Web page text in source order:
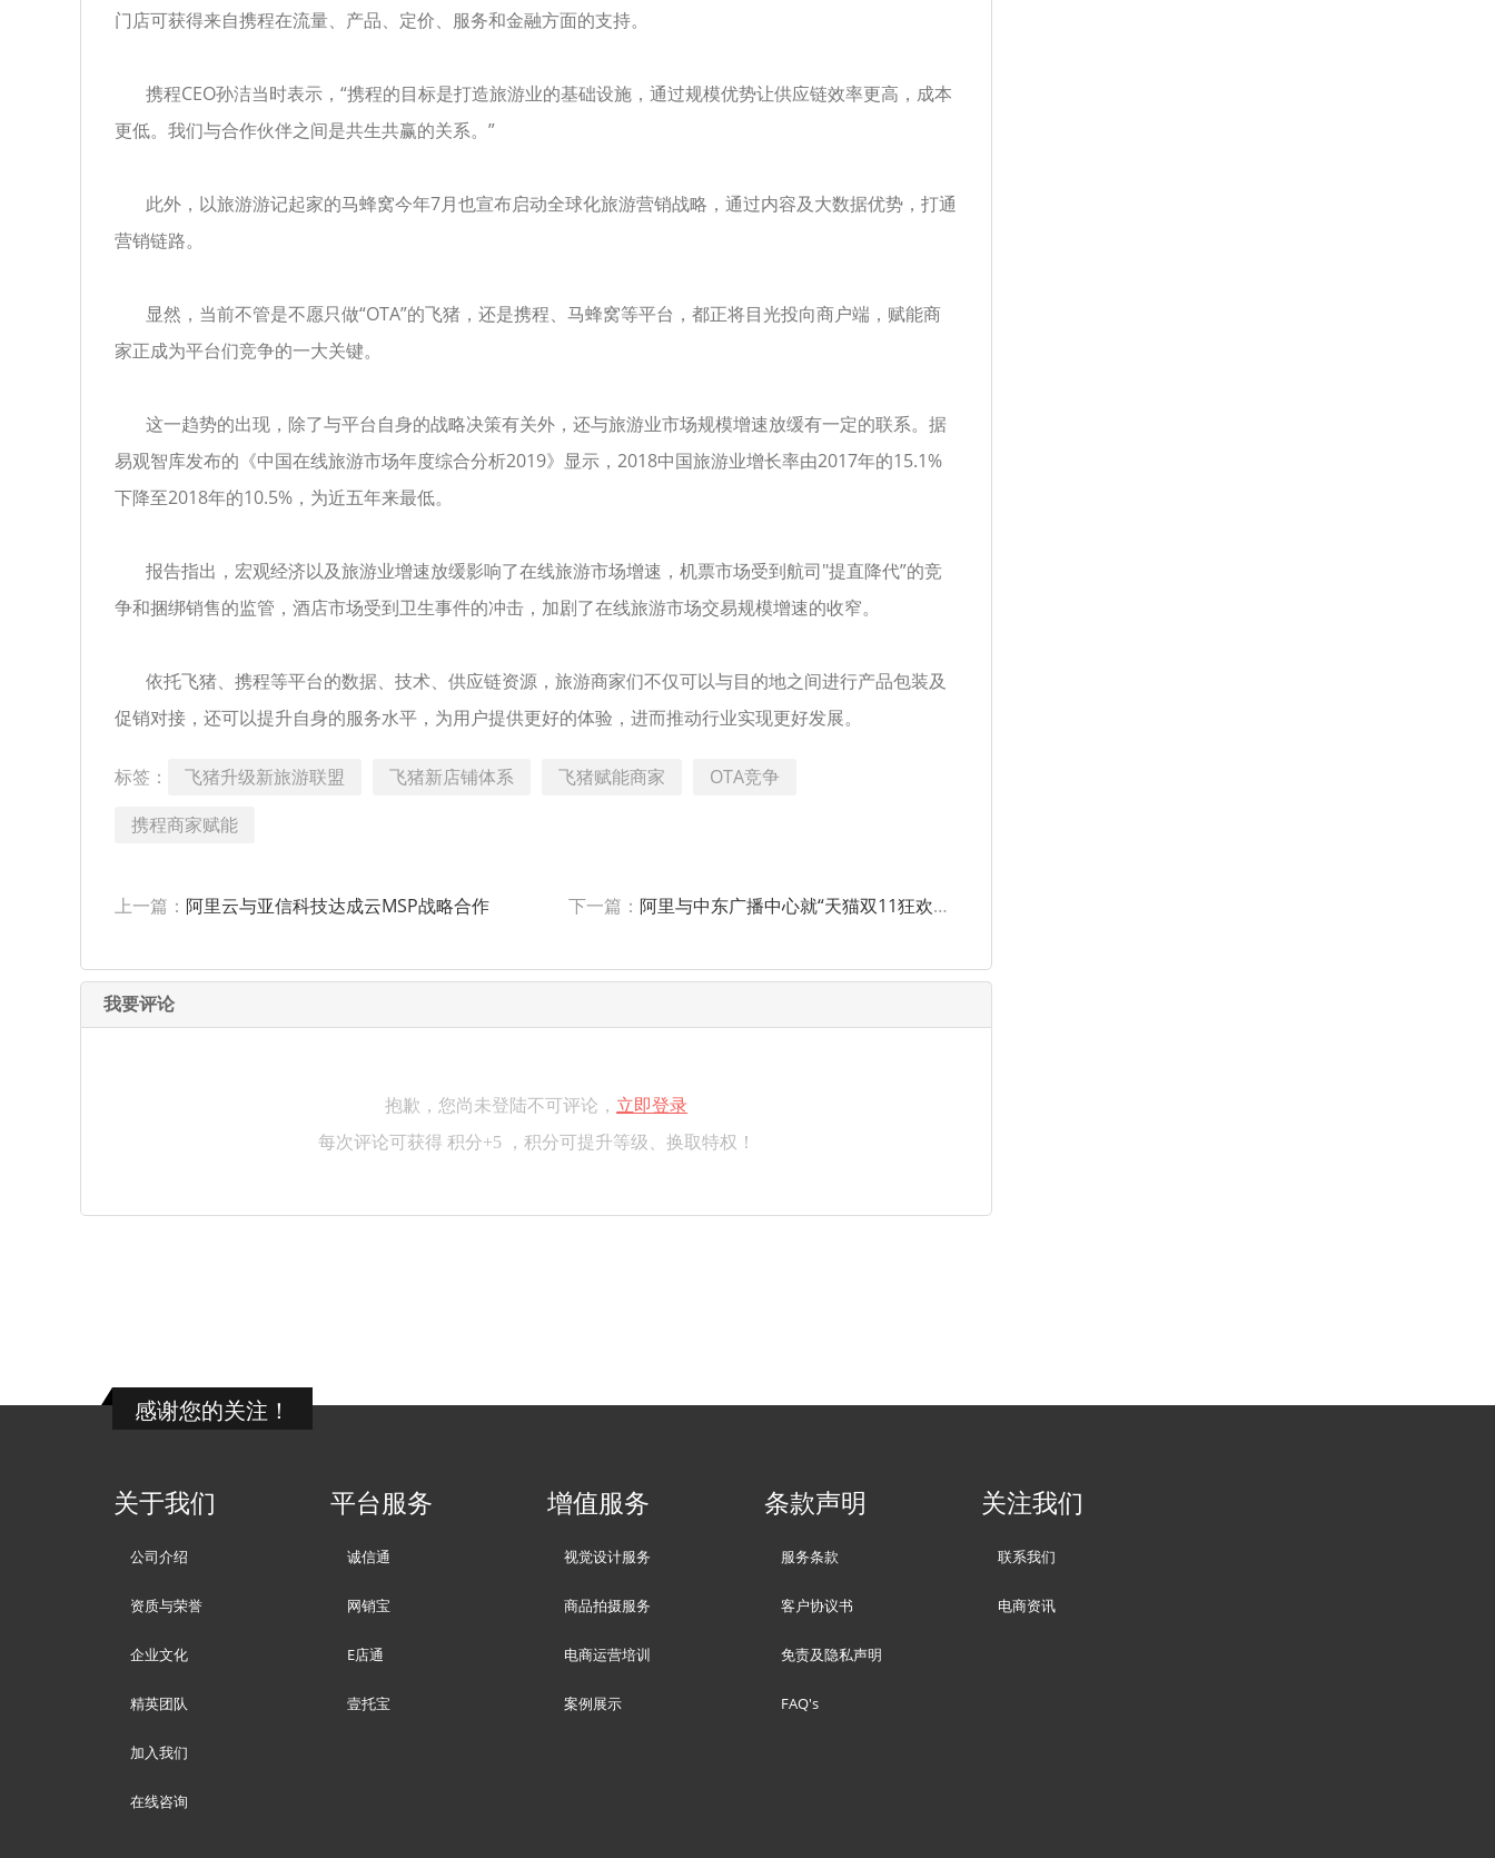
门店可获得来自携程在流量、产品、定价、服务和金融方面的支持。
携程CEO孙洁当时表示，“携程的目标是打造旅游业的基础设施，通过规模优势让供应链效率更高，成本
更低。我们与合作伙伴之间是共生共赢的关系。”
此外，以旅游游记起家的马蜂窝今年7月也宣布启动全球化旅游营销战略，通过内容及大数据优势，打通
营销链路。
显然，当前不管是不愿只做“OTA”的飞猪，还是携程、马蜂窝等平台，都正将目光投向商户端，赋能商
家正成为平台们竞争的一大关键。
这一趋势的出现，除了与平台自身的战略决策有关外，还与旅游业市场规模增速放缓有一定的联系。据
易观智库发布的《中国在线旅游市场年度综合分析2019》显示，2018中国旅游业增长率由2017年的15.1%
下降至2018年的10.5%，为近五年来最低。
报告指出，宏观经济以及旅游业增速放缓影响了在线旅游市场增速，机票市场受到航司"提直降代”的竞
争和捆绑销售的监管，酒店市场受到卫生事件的冲击，加剧了在线旅游市场交易规模增速的收窄。
依托飞猪、携程等平台的数据、技术、供应链资源，旅游商家们不仅可以与目的地之间进行产品包装及
促销对接，还可以提升自身的服务水平，为用户提供更好的体验，进而推动行业实现更好发展。
标签： 飞猪升级新旅游联盟 飞猪新店铺体系 飞猪赋能商家
OTA竞争
携程商家赋能
上一篇： 阿里云与亚信科技达成云MSP战略合作 下一篇： 阿里与中东广播中心就“天猫双11狂欢夜”达成合作
我要评论
抱歉，您尚未登陆不可评论， 立即登录
每次评论可获得 积分+5 ，积分可提升等级、换取特权！
感谢您的关注！
关于我们
公司介绍
资质与荣誉
企业文化
精英团队
加入我们
在线咨询
平台服务
诚信通
网销宝
E店通
壹托宝
增值服务
视觉设计服务
商品拍摄服务
电商运营培训
案例展示
条款声明
服务条款
客户协议书
免责及隐私声明
FAQ's
关注我们
联系我们
电商资讯